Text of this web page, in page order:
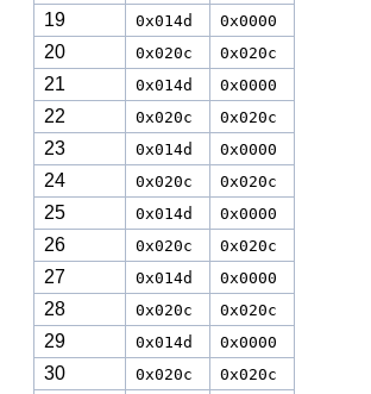
19 0x014d 0x0000
20 0x020c 0x020c
21 0x014d 0x0000
22 0x020c 0x020c
23 0x014d 0x0000
24 0x020c 0x020c
25 0x014d 0x0000
26 0x020c 0x020c
27 0x014d 0x0000
28 0x020c 0x020c
29 0x014d 0x0000
30 0x020c 0x020c